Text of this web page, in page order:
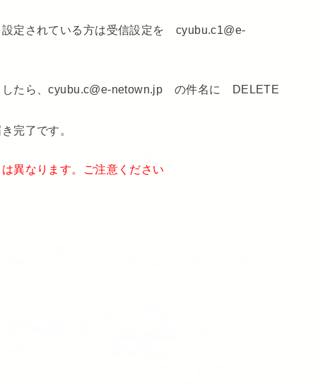
定されている方は受信設定を cyubu.c1@e-
したら、cyubu.c@e-netown.jp の件名に DELETE
完了です。
異なります。ご注意ください